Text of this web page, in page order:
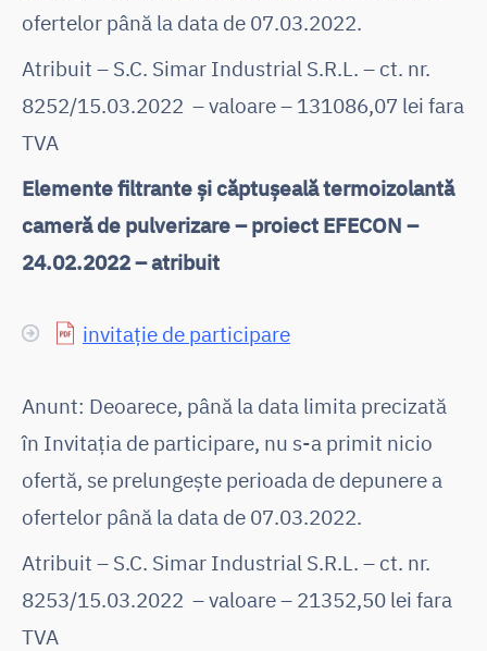
ofertelor până la data de 07.03.2022.
Atribuit – S.C. Simar Industrial S.R.L. – ct. nr.
8252/15.03.2022 – valoare – 131086,07 lei fara
TVA
Elemente filtrante și căptușeală termoizolantă
cameră de pulverizare – proiect EFECON –
24.02.2022 – atribuit
invitație de participare
Anunt: Deoarece, până la data limita precizată
în Invitația de participare, nu s-a primit nicio
ofertă, se prelungește perioada de depunere a
ofertelor până la data de 07.03.2022.
Atribuit – S.C. Simar Industrial S.R.L. – ct. nr.
8253/15.03.2022 – valoare – 21352,50 lei fara
TVA